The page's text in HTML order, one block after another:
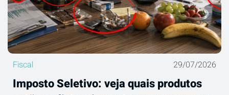
Fiscal 29/07/2026
Imposto Seletivo: veja quais produtos